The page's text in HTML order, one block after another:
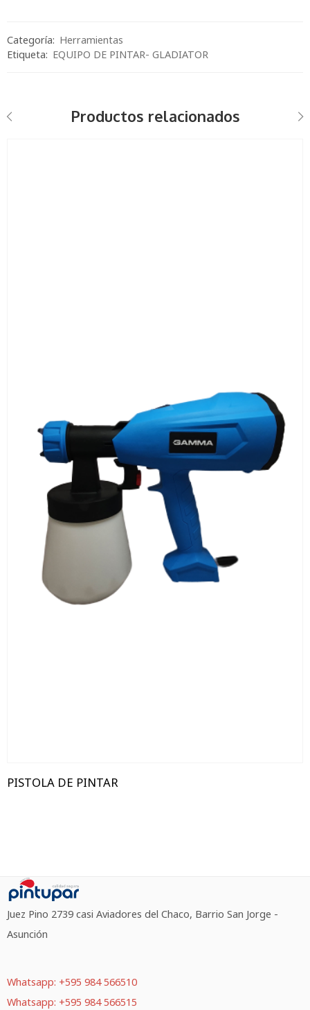
Categoría: Herramientas
Etiqueta: EQUIPO DE PINTAR- GLADIATOR
Productos relacionados
PISTOLA DE PINTAR
Juez Pino 2739 casi Aviadores del Chaco, Barrio San Jorge -
Asunción
Whatsapp: +595 984 566510
Whatsapp: +595 984 566515